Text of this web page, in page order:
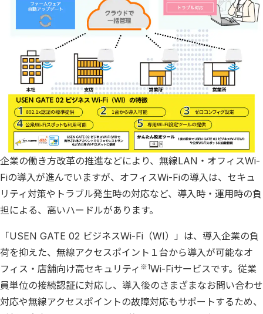
企業の働き方改革の推進などにより、無線LAN・オフィスWi-
Fiの導入が進んでいますが、オフィスWi-Fiの導入は、セキュ
リティ対策やトラブル発生時の対応など、導入時・運用時の負
担による、高いハードルがあります。
「USEN GATE 02 ビジネスWi-Fi（WI）」は、導入企業の負
荷を抑えた、無線アクセスポイント１台から導入が可能なオ
フィス・店舗向け高セキュリティ ※1Wi-Fiサービスです。従業
員単位の接続認証に対応し、導入後のさまざまなお問い合わせ
対応や無線アクセスポイントの故障対応もサポートするため、